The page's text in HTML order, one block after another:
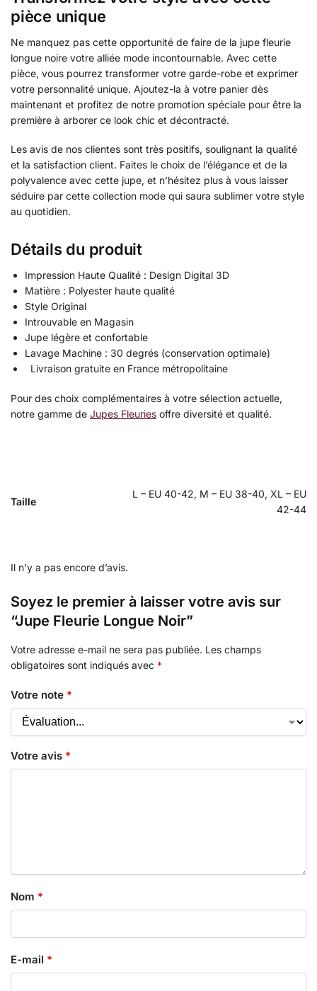
pièce unique
Ne manquez pas cette opportunité de faire de la jupe fleurie
longue noire votre alliée mode incontournable. Avec cette
pièce, vous pourrez transformer votre garde-robe et exprimer
votre personnalité unique. Ajoutez-la à votre panier dès
maintenant et profitez de notre promotion spéciale pour être la
première à arborer ce look chic et décontracté.
Les avis de nos clientes sont très positifs, soulignant la qualité
et la satisfaction client. Faites le choix de l’élégance et de la
polyvalence avec cette jupe, et n’hésitez plus à vous laisser
séduire par cette collection mode qui saura sublimer votre style
au quotidien.
Détails du produit
Impression Haute Qualité : Design Digital 3D
Matière : Polyester haute qualité
Style Original
Introuvable en Magasin
Jupe légère et confortable
Lavage Machine : 30 degrés (conservation optimale)
Livraison gratuite en France métropolitaine
Pour des choix complémentaires à votre sélection actuelle,
notre gamme de Jupes Fleuries offre diversité et qualité.
Taille
L – EU 40-42, M – EU 38-40, XL – EU
42-44
Il n’y a pas encore d’avis.
Soyez le premier à laisser votre avis sur
“Jupe Fleurie Longue Noir”
Votre adresse e-mail ne sera pas publiée. Les champs
obligatoires sont indiqués avec *
Votre note *
Votre avis *
Nom *
E-mail *